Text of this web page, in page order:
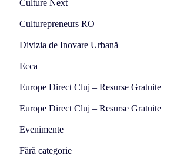
Culture Next
Culturepreneurs RO
Divizia de Inovare Urbană
Ecca
Europe Direct Cluj – Resurse Gratuite
Europe Direct Cluj – Resurse Gratuite
Evenimente
Fără categorie